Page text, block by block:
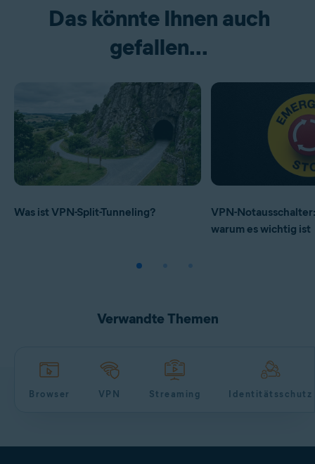
Das könnte Ihnen auch
gefallen...
Was ist VPN-Split-Tunneling?
VPN-
warum es wichtig ist
Verwandte Themen
Browser VPN Streaming Identitätsschutz